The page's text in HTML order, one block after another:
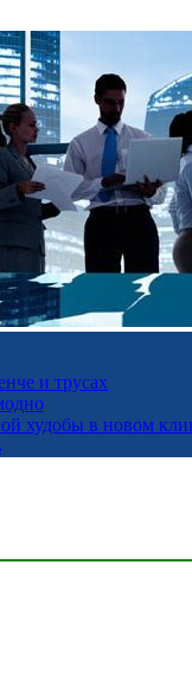
и трусах
худобы в новом